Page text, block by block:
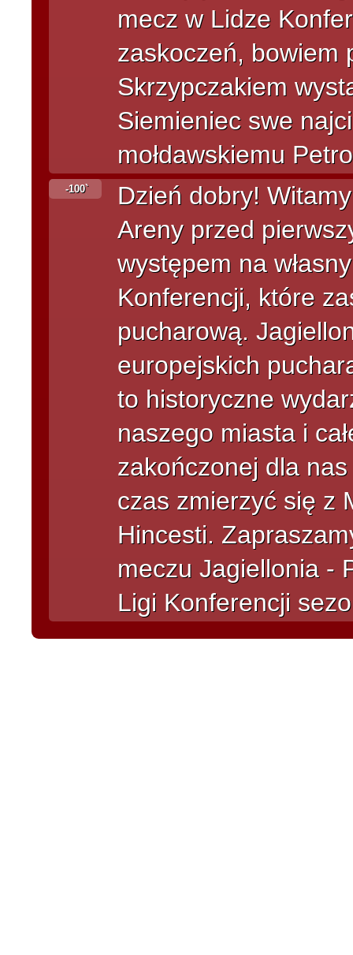
mecz w Lidze
zaskoczeń, bowiem
Skrzypczakiem
Siemieniec swe
mołdawskiemu
-100`
Dzień dobry!
Areny przed
występem na
Konferencji, które
pucharową.
europejskich
to historyczne
naszego miasta i
zakończonej dla
czas zmierzyć się z
Hincesti.
meczu Jagiellonia -
Ligi Konferencji